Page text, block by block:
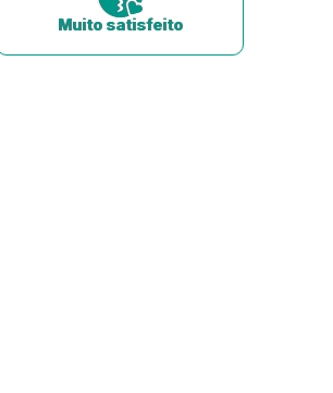
Muito satisfeito